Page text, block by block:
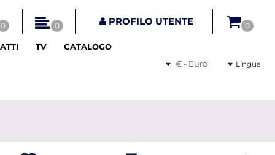
disponibili.
0 0 PROFILO UTENTE 0
TV CATALOGO
Seleziona una valutaLingua